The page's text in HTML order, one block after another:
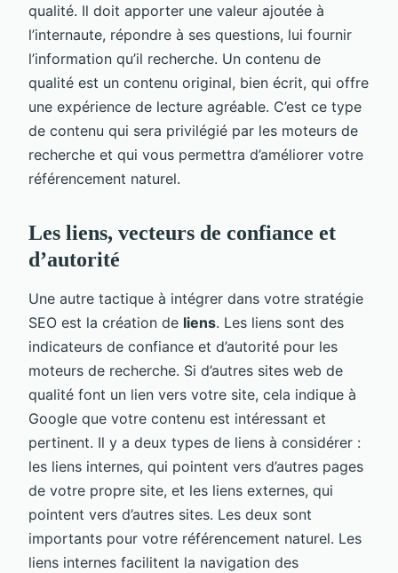
qualité. Il doit apporter une valeur ajoutée à
l’internaute, répondre à ses questions, lui fournir
l’information qu’il recherche. Un contenu de
qualité est un contenu original, bien écrit, qui offre
une expérience de lecture agréable. C’est ce type
de contenu qui sera privilégié par les moteurs de
recherche et qui vous permettra d’améliorer votre
référencement naturel.
Les liens, vecteurs de confiance et
d’autorité
Une autre tactique à intégrer dans votre stratégie
SEO est la création de liens. Les liens sont des
indicateurs de confiance et d’autorité pour les
moteurs de recherche. Si d’autres sites web de
qualité font un lien vers votre site, cela indique à
Google que votre contenu est intéressant et
pertinent. Il y a deux types de liens à considérer :
les liens internes, qui pointent vers d’autres pages
de votre propre site, et les liens externes, qui
pointent vers d’autres sites. Les deux sont
importants pour votre référencement naturel. Les
liens internes facilitent la navigation des